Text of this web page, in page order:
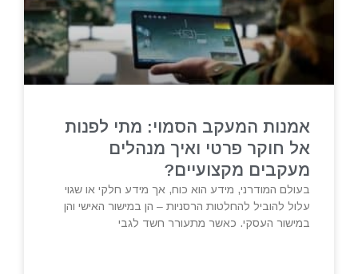
אמנות המעקב הסמוי: מתי לפנות
אל חוקר פרטי ואיך מנהלים
מעקבים מקצועיים?
בעולם המודרני, מידע הוא כוח, אך מידע חלקי או שגוי
עלול להוביל להחלטות הרסניות – הן במישור האישי והן
במישור העסקי. כאשר מתעורר חשד לגבי